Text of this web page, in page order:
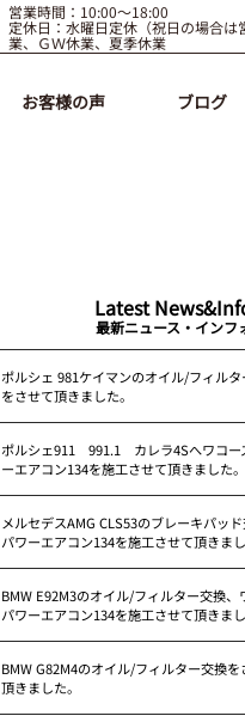
営業時間：10:00～18:00
定休日：水曜日定休（祝日の場合は
業、ＧＷ休業、夏季休業
お客様の声 ブログ
Latest
最新ニュース・インフ
ポルシェ 981ケイマンのオイル/フィル
をさせて頂きました。
ポルシェ911 991.1 カレラ4Sへワコー
ーエアコン134を施工させて頂きました。
メルセデスAMG CLS53のブレーキパッド
パワーエアコン134を施工させて頂きまし
BMW E92M3のオイル/フィルター交換、
パワーエアコン134を施工させて頂きま
BMW G82M4のオイル/フィルター交換を
頂きました。